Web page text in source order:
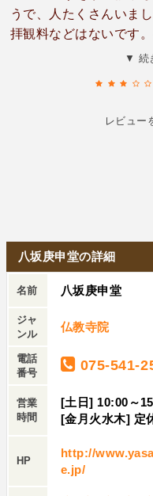
いないだろう。
うで、人たくさんいま
拝観料などはないです
す。写真しっかり取る
▼ 続
レビュー
八坂庚申堂の詳細
名前 八坂庚申堂
ジャ
ンル
仏教寺院
電話
番号
075-541-
営業
時間
[土日] 10:00～
[金月火水木] 定
HP
http://
e.jp/